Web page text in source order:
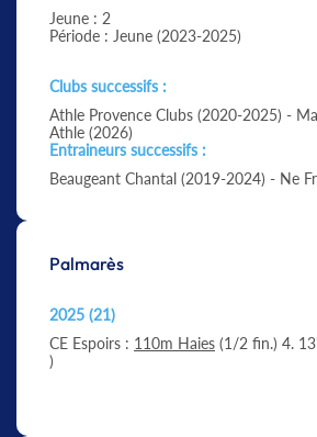
Jeune : 2
Période : Jeune (2023-2025)
Clubs successifs :
Athle Provence Clubs (2020-2025) -
Athle (2026)
Entraineurs successifs :
Beaugeant Chantal (2019-2024) - Ne
Palmarès
2025 (21)
CE Espoirs : 110m Haies (1/2 fin.) 4.
)